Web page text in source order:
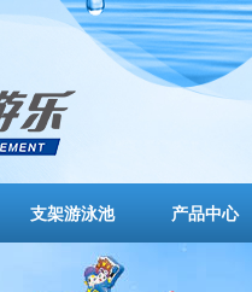
支架游泳池 产品中心